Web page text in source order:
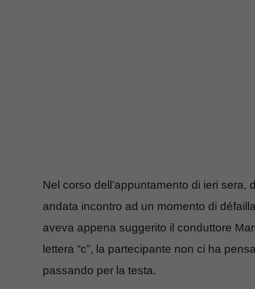
Nel corso dell’appuntamento di ieri
andata incontro ad un momento di
aveva appena suggerito il conduttore
lettera “c”, la partecipante non ci ha
passando per la testa.